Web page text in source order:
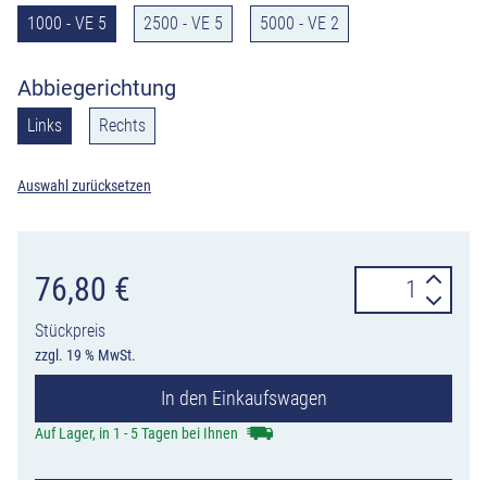
1000 - VE 5 2500 - VE 5 5000 - VE 2
Abbiegerichtung
Links Rechts
Auswahl zurücksetzen
76,80 €
Stückpreis
zzgl. 19 % MwSt.
PREMARK™
Abbiegepfeile
oder
In den Einkaufswagen
Auf Lager, in 1 - 5 Tagen bei Ihnen